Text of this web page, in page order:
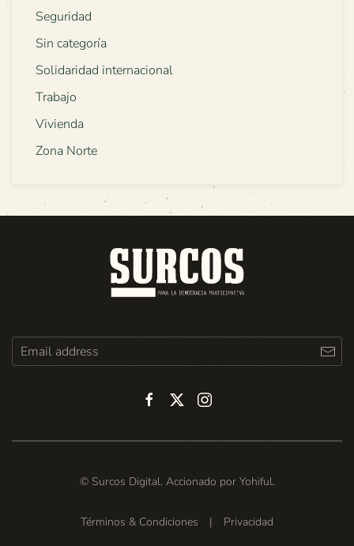
Seguridad
Sin categoría
Solidaridad internacional
Trabajo
Vivienda
Zona Norte
© Surcos Digital. Accionado por Yohiful.
Términos & Condiciones | Privacidad